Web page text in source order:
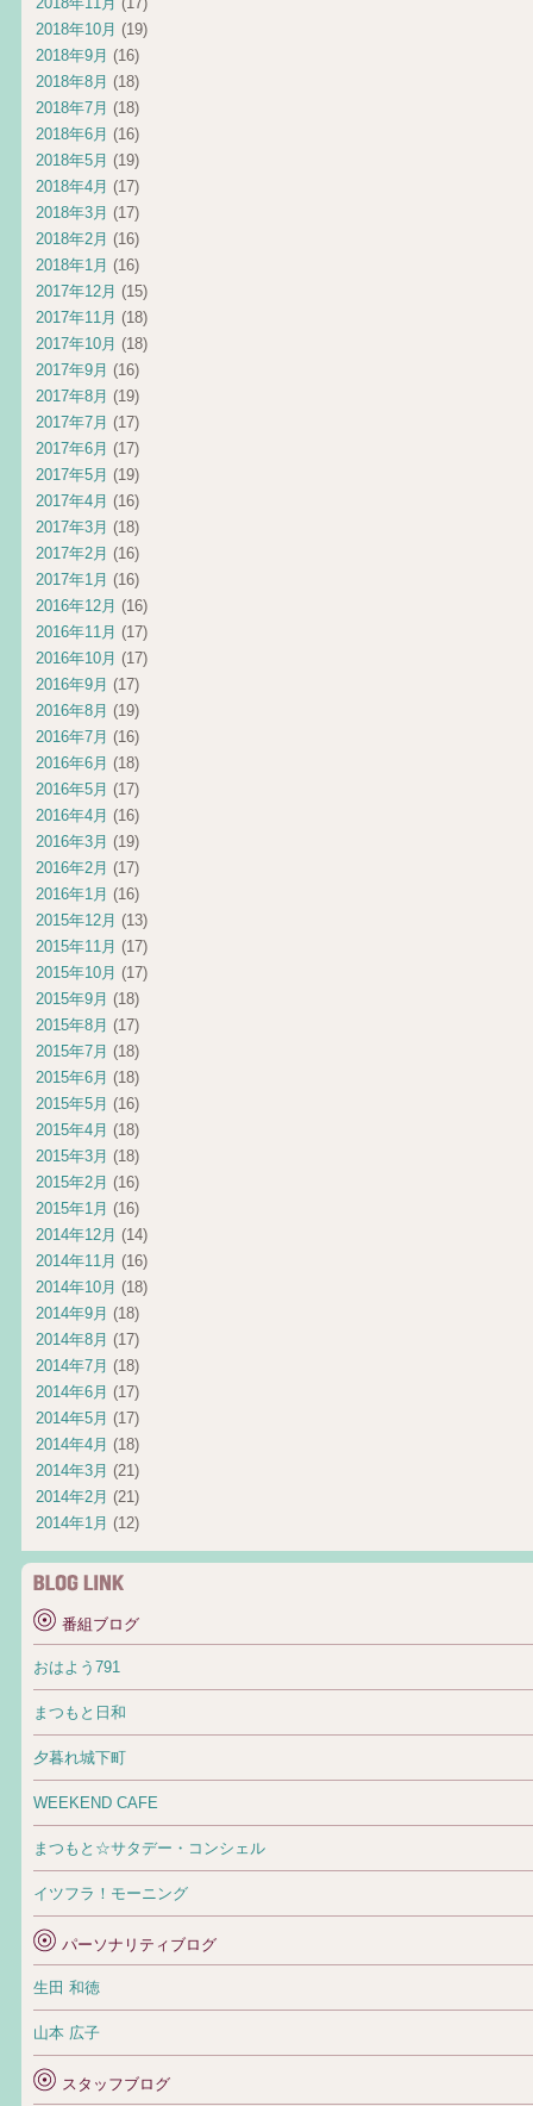
2018年10月 (19)
2018年9月 (16)
2018年8月 (18)
2018年7月 (18)
2018年6月 (16)
2018年5月 (19)
2018年4月 (17)
2018年3月 (17)
2018年2月 (16)
2018年1月 (16)
2017年12月 (15)
2017年11月 (18)
2017年10月 (18)
2017年9月 (16)
2017年8月 (19)
2017年7月 (17)
2017年6月 (17)
2017年5月 (19)
2017年4月 (16)
2017年3月 (18)
2017年2月 (16)
2017年1月 (16)
2016年12月 (16)
2016年11月 (17)
2016年10月 (17)
2016年9月 (17)
2016年8月 (19)
2016年7月 (16)
2016年6月 (18)
2016年5月 (17)
2016年4月 (16)
2016年3月 (19)
2016年2月 (17)
2016年1月 (16)
2015年12月 (13)
2015年11月 (17)
2015年10月 (17)
2015年9月 (18)
2015年8月 (17)
2015年7月 (18)
2015年6月 (18)
2015年5月 (16)
2015年4月 (18)
2015年3月 (18)
2015年2月 (16)
2015年1月 (16)
2014年12月 (14)
2014年11月 (16)
2014年10月 (18)
2014年9月 (18)
2014年8月 (17)
2014年7月 (18)
2014年6月 (17)
2014年5月 (17)
2014年4月 (18)
2014年3月 (21)
2014年2月 (21)
2014年1月 (12)
番組ブログ
おはよう791
まつもと日和
夕暮れ城下町
WEEKEND CAFE
まつもと☆サタデー・コンシェル
イツフラ！モーニング
パーソナリティブログ
生田 和徳
山本 広子
スタッフブログ